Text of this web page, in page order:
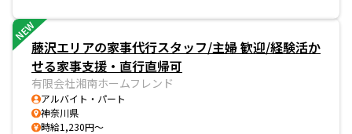
NEW
藤沢エリアの家事代行スタッフ/主婦 歓迎/経験活か
せる家事支援・直行直帰可
有限会社湘南ホームフレンド
アルバイト・パート
神奈川県
時給1,230円～